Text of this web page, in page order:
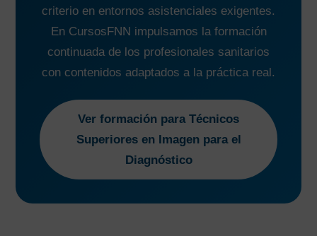
criterio en entornos asistenciales exigentes.
En CursosFNN impulsamos la formación
continuada de los profesionales sanitarios
con contenidos adaptados a la práctica real.
Ver formación para Técnicos
Superiores en Imagen para el
Diagnóstico